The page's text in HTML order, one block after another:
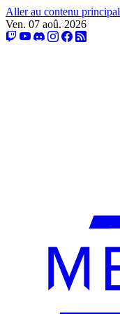
Aller au contenu principal
Ven. 07 aoû. 2026